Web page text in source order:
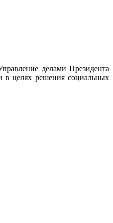
делами Президента
в целях решения социальных